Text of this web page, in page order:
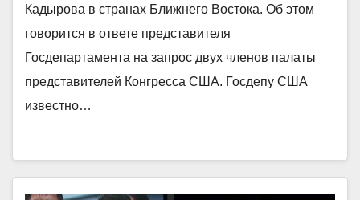
Кадырова в странах Ближнего Востока. Об этом
говорится в ответе представителя
Госдепартамента на запрос двух членов палаты
представителей Конгресса США. Госдепу США
известно…